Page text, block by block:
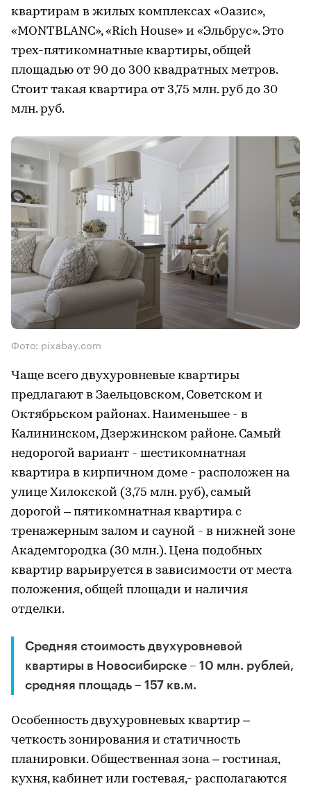
квартирам в жилых комплексах «Оазис»,
«MONTBLANC», «Rich House» и «Эльбрус». Это
трех-пятикомнатные квартиры, общей
площадью от 90 до 300 квадратных метров.
Стоит такая квартира от 3,75 млн. руб до 30
млн. руб.
Фото: pixabay.com
Чаще всего двухуровневые квартиры
предлагают в Заельцовском, Советском и
Октябрьском районах. Наименьшее - в
Калининском, Дзержинском районе. Самый
недорогой вариант - шестикомнатная
квартира в кирпичном доме - расположен на
улице Хилокской (3,75 млн. руб), самый
дорогой – пятикомнатная квартира с
тренажерным залом и сауной - в нижней зоне
Академгородка (30 млн.). Цена подобных
квартир варьируется в зависимости от места
положения, общей площади и наличия
отделки.
Средняя стоимость двухуровневой
квартиры в Новосибирске – 10 млн. рублей,
средняя площадь – 157 кв.м.
Особенность двухуровневых квартир –
четкость зонирования и статичность
планировки. Общественная зона – гостиная,
кухня, кабинет или гостевая,- располагаются